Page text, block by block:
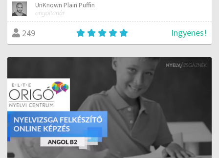
UnKnown Plain Puffin
angoltanár
249 Ingyenes!